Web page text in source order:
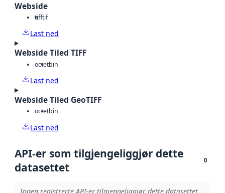
Webside
tifftif
Last ned
Webside Tiled TIFF
octetbin
Last ned
Webside Tiled GeoTIFF
octetbin
Last ned
API-er som tilgjengeliggjør dette
datasettet
0